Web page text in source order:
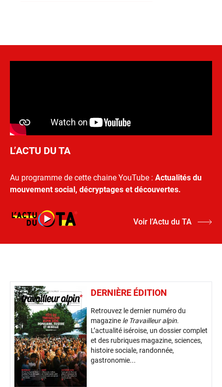
L’ACTU DU TA
Au programme de cette chaine YouTube : Actualités du
mouvement social, décryptages et découvertes.
Voir l’Actu du TA
DERNIÈRE ÉDITION
Retrouvez le dernier numéro du
magazine le Travailleur alpin.
L’actualité iséroise, un dossier complet
et des rubriques magazine, sciences,
histoire sociale, randonnée,
gastronomie...